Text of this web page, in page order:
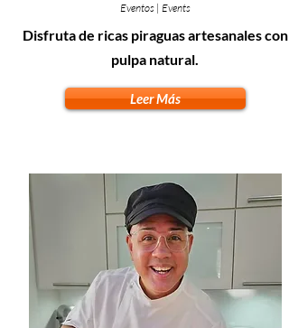
Eventos | Events
Disfruta de ricas piraguas artesanales con
pulpa natural.
Leer Más